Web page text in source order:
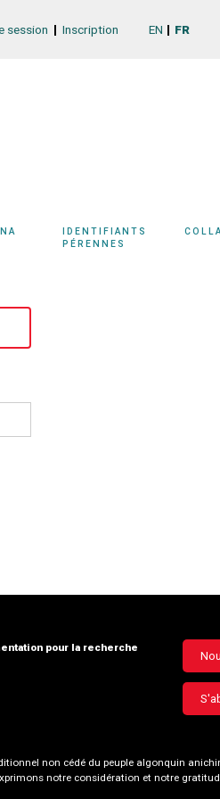
EN FR
session Inscription
IDENTIFIANTS
PÉRENNES
pour la recherche
non cédé du peuple algonquin
notre considération et notre